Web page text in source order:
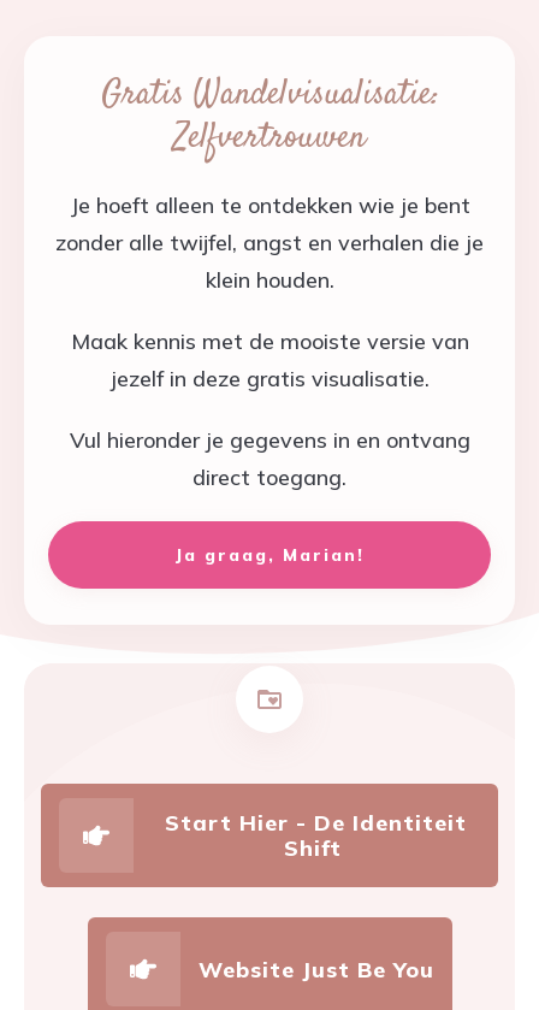
Gratis Wandelvisualisatie:
Zelfvertrouwen
Je hoeft alleen te ontdekken wie je bent
zonder alle twijfel, angst en verhalen die je
klein houden.
Maak kennis met de mooiste versie van
jezelf in deze gratis visualisatie.
Vul hieronder je gegevens in en ontvang
direct toegang.
Ja graag, Marian!
Start Hier - De Identiteit
Shift
Website Just Be You